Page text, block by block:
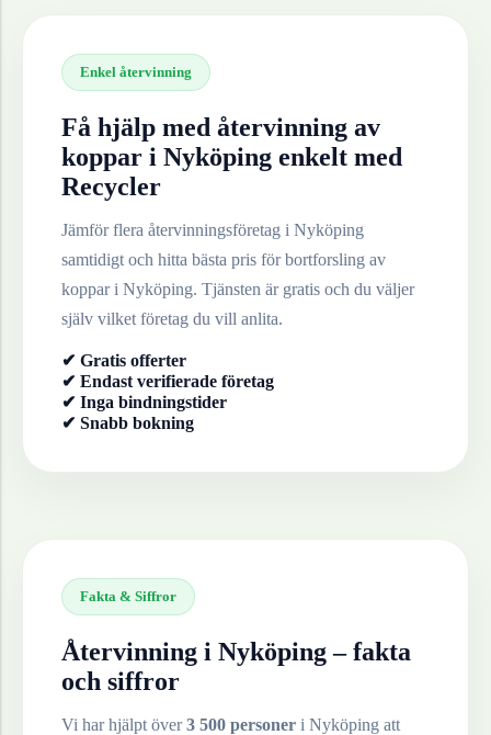
Enkel återvinning
Få hjälp med återvinning av
koppar i Nyköping enkelt med
Recycler
Jämför flera återvinningsföretag i Nyköping
samtidigt och hitta bästa pris för bortforsling av
koppari Nyköping. Tjänsten är gratis och du väljer
själv vilket företag du vill anlita.
✔ Gratis offerter
✔ Endast verifierade företag
✔ Inga bindningstider
✔ Snabb bokning
Fakta & Siffror
Återvinning i Nyköping– fakta
och siffror
Vi har hjälpt över3 500 personer i Nyköping att